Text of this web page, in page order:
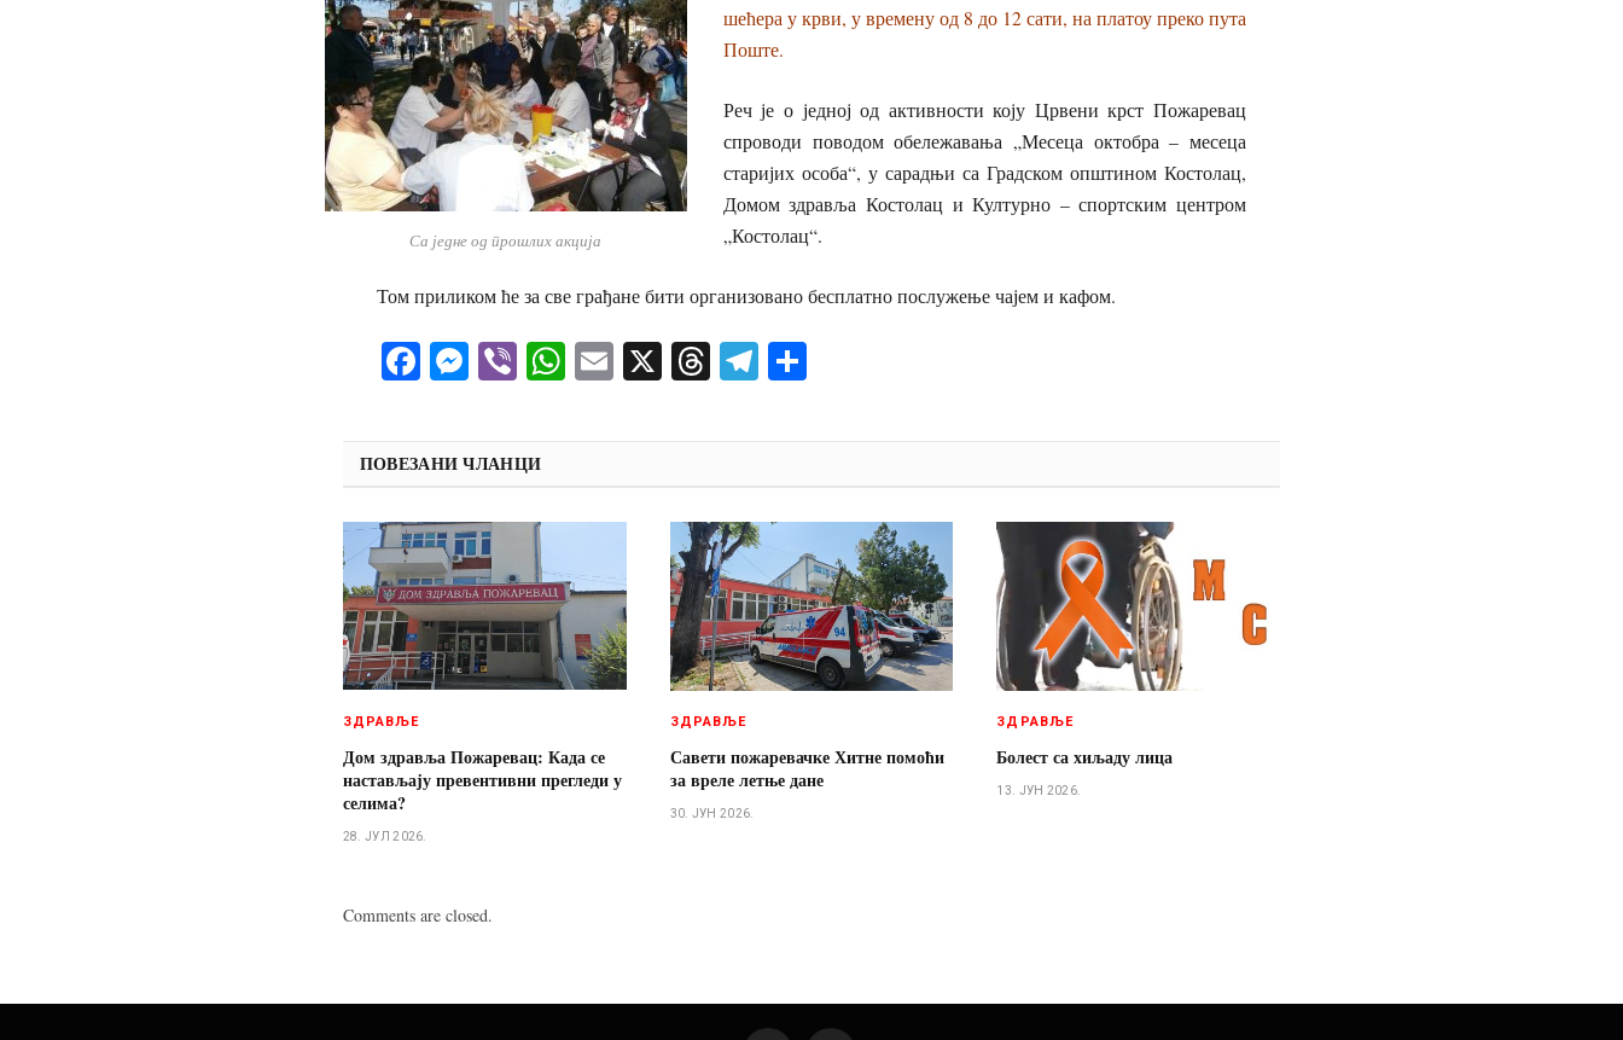
Са једне од прошлих акција
шећера у крви, у времену од 8 до 12 сати, на платоу преко пута
Поште.
Реч је о једној од активности коју Црвени крст Пожаревац
спроводи поводом обележавања „Месеца октобра – месеца
старијих особа“, у сарадњи са Градском општином Костолац,
Домом здравља Костолац и Културно – спортским центром
„Костолац“.
Том приликом ће за све грађане бити организовано бесплатно послужење чајем и кафом.
Facebook
Messenger
ViberWhatsApp
Email
X ThreadsTelegram
ПОВЕЗАНИ ЧЛАНЦИ
ЗДРАВЉЕ
Дом здравља Пожаревац: Када се
настављају превентивни прегледи у
селима?
28. ЈУЛ 2026.
ЗДРАВЉЕ
Савети пожаревачке Хитне помоћи
за вреле летње дане
30. ЈУН 2026.
ЗДРАВЉЕ
Болест са хиљаду лица
13. ЈУН 2026.
Comments are closed.